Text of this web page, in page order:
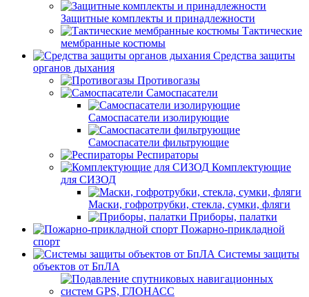
Защитные комплекты и принадлежности
Тактические
мембранные костюмы
Средства защиты
органов дыхания
Противогазы
Самоспасатели
Самоспасатели изолирующие
Самоспасатели фильтрующие
Респираторы
Комплектующие
для СИЗОД
Маски, гофротрубки, стекла, сумки, фляги
Приборы, палатки
Пожарно-прикладной
спорт
Системы защиты
объектов от БпЛА